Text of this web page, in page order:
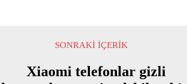
SONRAKI İÇERIK